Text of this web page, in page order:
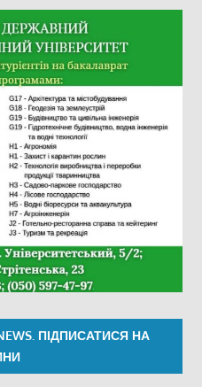
ПІДПИСАТИСЯ НА